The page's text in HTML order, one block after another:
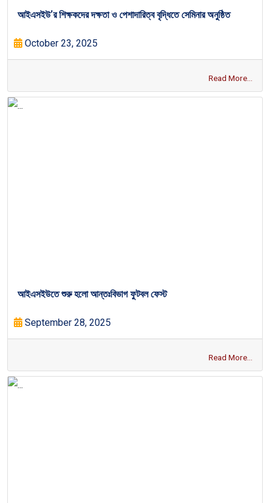
আইএসইউ’র শিক্ষকদের দক্ষতা ও পেশাদারিত্ব বৃদ্ধিতে সেমিনার অনুষ্ঠিত
October 23, 2025
Read More...
আইএসইউতে শুরু হলো আন্তঃবিভাগ ফুটবল ফেস্ট
September 28, 2025
Read More...